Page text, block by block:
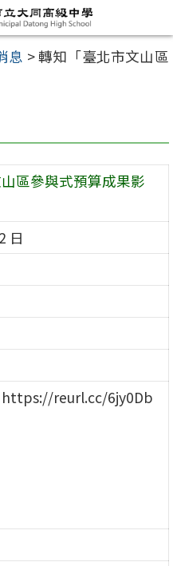
息 >轉知「臺北市文山區
區參與式預算成果影
日
https://reurl.cc/6jy0Db